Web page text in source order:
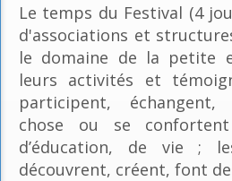
Le temps du Festival (4
d'associations et
le domaine de la petite
leurs activités et
participent, échangent,
chose ou se
d’éducation, de vie ;
découvrent, créent, font